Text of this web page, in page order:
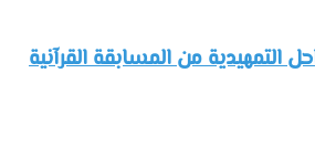
التمهيدية من المسابقة القرآنية